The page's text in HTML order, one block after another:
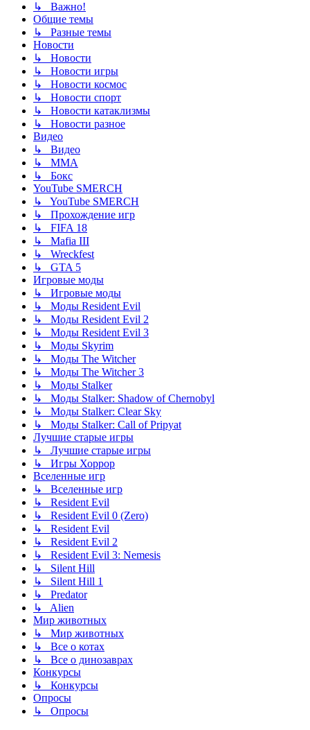
↳ Важно!
Общие темы
↳ Разные темы
Новости
↳ Новости
↳ Новости игры
↳ Новости космос
↳ Новости спорт
↳ Новости катаклизмы
↳ Новости разное
Видео
↳ Видео
↳ ММА
↳ Бокс
YouTube SMERCH
↳ YouTube SMERCH
↳ Прохождение игр
↳ FIFA 18
↳ Mafia III
↳ Wreckfest
↳ GTA 5
Игровые моды
↳ Игровые моды
↳ Моды Resident Evil
↳ Моды Resident Evil 2
↳ Моды Resident Evil 3
↳ Моды Skyrim
↳ Моды The Witcher
↳ Моды The Witcher 3
↳ Моды Stalker
↳ Моды Stalker: Shadow of Chernobyl
↳ Моды Stalker: Clear Sky
↳ Моды Stalker: Call of Pripyat
Лучшие старые игры
↳ Лучшие старые игры
↳ Игры Хоррор
Вселенные игр
↳ Вселенные игр
↳ Resident Evil
↳ Resident Evil 0 (Zero)
↳ Resident Evil
↳ Resident Evil 2
↳ Resident Evil 3: Nemesis
↳ Silent Hill
↳ Silent Hill 1
↳ Predator
↳ Alien
Мир животных
↳ Мир животных
↳ Все о котах
↳ Все о динозаврах
Конкурсы
↳ Конкурсы
Опросы
↳ Опросы